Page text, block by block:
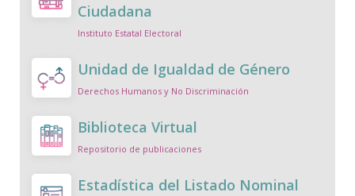
Ciudadana
Instituto Estatal Electoral
Unidad de Igualdad de Género
Derechos Humanos y No Discriminación
Biblioteca Virtual
Repositorio de publicaciones
Estadística del Listado Nominal